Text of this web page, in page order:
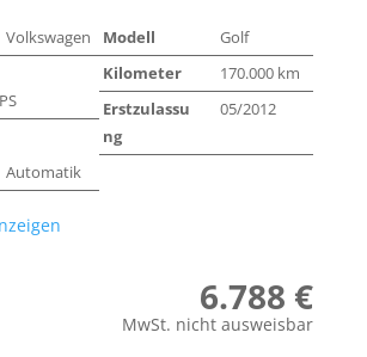
Volkswagen Modell
Golf
Kilometer
170.000 km
Erstzulassu
ng
05/2012
Automatik
6.788 €
MwSt. nicht ausweisbar